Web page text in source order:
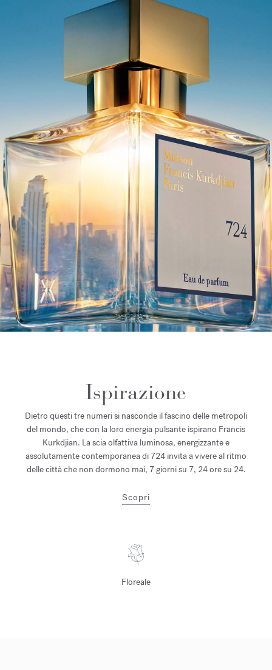
Ispirazione
Dietro questi tre numeri si nasconde il fascino delle metropoli
del mondo, che con la loro energia pulsante ispirano Francis
Kurkdjian. La scia olfattiva luminosa, energizzante e
assolutamente contemporanea di 724 invita a vivere al ritmo
delle città che non dormono mai, 7 giorni su 7, 24 ore su 24.
Scopri
Floreale